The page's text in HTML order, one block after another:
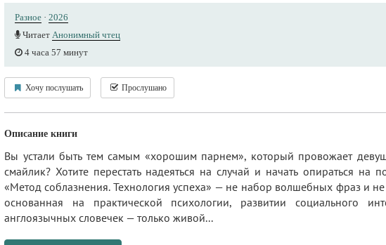
Разное · 2026
Читает Анонимный чтец
4 часа 57 минут
Хочу послушать Прослушано
Описание книги
Вы устали быть тем самым «хорошим парнем», который провожает
смайлик? Хотите перестать надеяться на случай и начать опираться на
«Метод соблазнения. Технология успеха» — не набор волшебных фраз и
основанная на практической психологии, развитии социального
англоязычных словечек — только живой...